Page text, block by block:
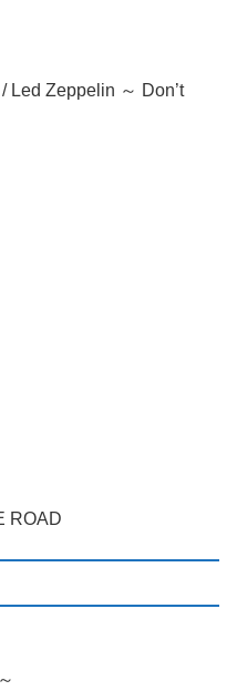
Led Zeppelin ～ Don’t
ROAD